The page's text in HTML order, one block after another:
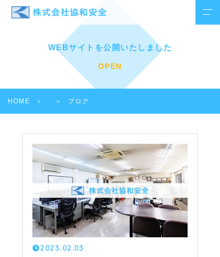
WEBサイトを公開いたしました
OPEN
HOME ブログ
2023.02.03